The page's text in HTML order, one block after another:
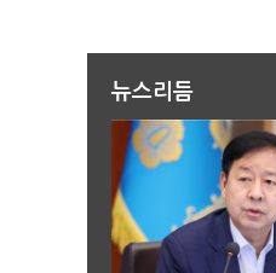
뉴스리듬